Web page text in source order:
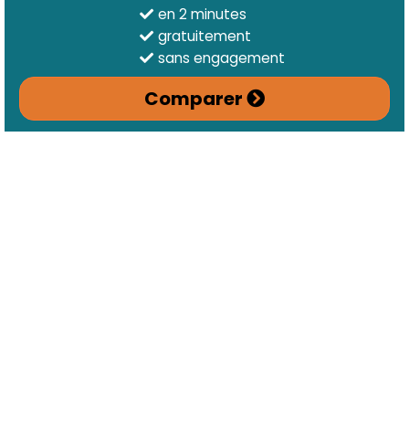
en 2 minutes
gratuitement
sans engagement
Comparer